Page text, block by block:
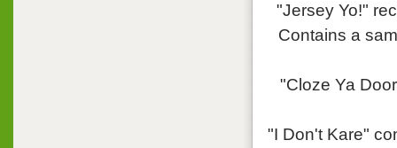
"Jersey Yo!"
Contains a
"Cloze Ya
"I Don't Kare"